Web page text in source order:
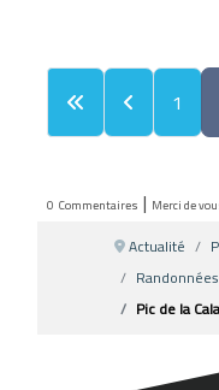
1
0 Commentaires | Merci de
Actualité
Pic de la